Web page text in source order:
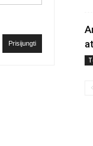
Prisijungti